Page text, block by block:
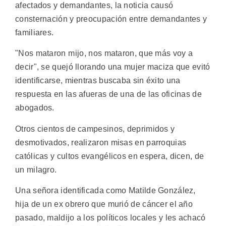
afectados y demandantes, la noticia causó
consternación y preocupación entre demandantes y
familiares.
"Nos mataron mijo, nos mataron, que más voy a
decir", se quejó llorando una mujer maciza que evitó
identificarse, mientras buscaba sin éxito una
respuesta en las afueras de una de las oficinas de
abogados.
Otros cientos de campesinos, deprimidos y
desmotivados, realizaron misas en parroquias
católicas y cultos evangélicos en espera, dicen, de
un milagro.
Una señora identificada como Matilde González,
hija de un ex obrero que murió de cáncer el año
pasado, maldijo a los políticos locales y les achacó